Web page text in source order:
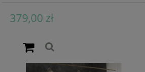
379,00 zł